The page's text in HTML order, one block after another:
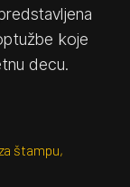
koje
decu.
štampu,